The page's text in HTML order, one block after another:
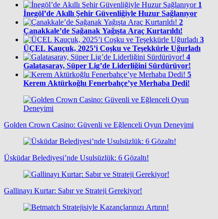
1
İnegöl’de Akıllı Şehir Güvenliğiyle Huzur Sağlanıyor
2
Çanakkale’de Sağanak Yağışta Araç Kurtarıldı!
3
ÜÇEL Kauçuk, 2025’i Coşku ve Teşekkürle Uğurladı
4
Galatasaray, Süper Lig’de Liderliğini Sürdürüyor!
5
Kerem Aktürkoğlu Fenerbahçe’ye Merhaba Dedi!
Golden Crown Casino: Güvenli ve Eğlenceli Oyun Deneyimi
Üsküdar Belediyesi’nde Usulsüzlük: 6 Gözaltı!
Gallinayı Kurtar: Sabır ve Strateji Gerekiyor!